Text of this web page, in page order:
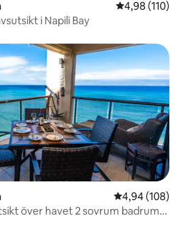
4,98 av 5 i
4,98 (110)
i Napili Bay
4,94 av 5 i
4,94 (108)
havet 2 sovrum badrum